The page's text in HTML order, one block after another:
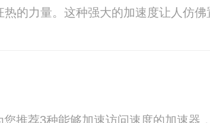
的力量。这种强大的加速度让人仿
推荐3种能够加速访问速度的加速器